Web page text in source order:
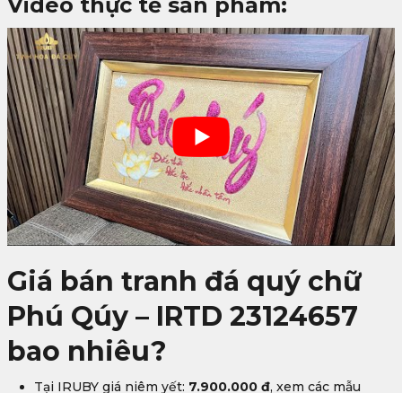
Giá bán tranh đá quý chữ
Phú Qúy – IRTD 23124657
bao nhiêu?
Tại IRUBY giá niêm yết: 7.900.000 đ, xem các mẫu